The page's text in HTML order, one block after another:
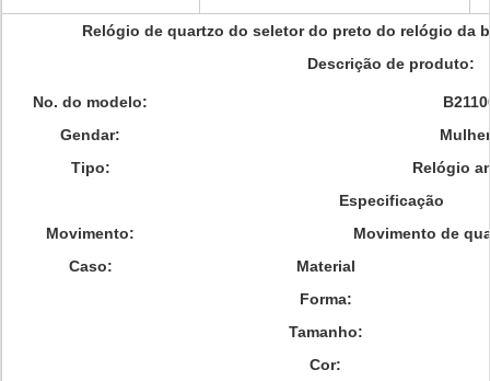
Relógio de quartzo do seletor do preto do relógio da
Descrição de produto:
No. do modelo:
Gendar:
Tipo:
Relógio
Especificação
Movimento:
Movimento de
Caso:
Material
Forma:
Tamanho:
Cor: